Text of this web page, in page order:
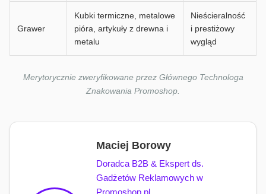
Grawer
Kubki termiczne, metalowe
pióra, artykuły z drewna i
metalu
Nieścieralność
i prestiżowy
wygląd
Merytorycznie zweryfikowane przez Głównego Technologa
Znakowania Promoshop.
Maciej Borowy
Doradca B2B & Ekspert ds.
Gadżetów Reklamowych w
Promoshop.pl